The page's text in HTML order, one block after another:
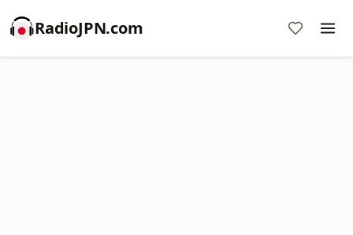
RadioJPN.com